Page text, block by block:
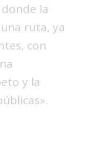
la
ruta, ya
con
y la